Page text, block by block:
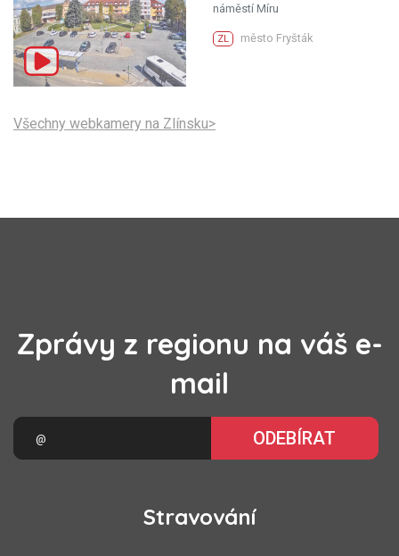
náměstí Míru
ZL město Fryšták
Všechny webkamery na Zlínsku>
Zprávy z regionu na váš e-
mail
ODEBÍRAT
Stravování